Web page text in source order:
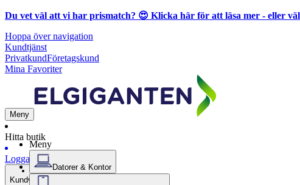
Du vet väl att vi har prismatch? 😍 Klicka här för att läsa mer - eller
Hoppa över navigation
Kundtjänst
PrivatkundFöretagskund
Mina Favoriter
Meny
Hitta butik
Logga in
Kundvagn
Meny
Datorer & Kontor